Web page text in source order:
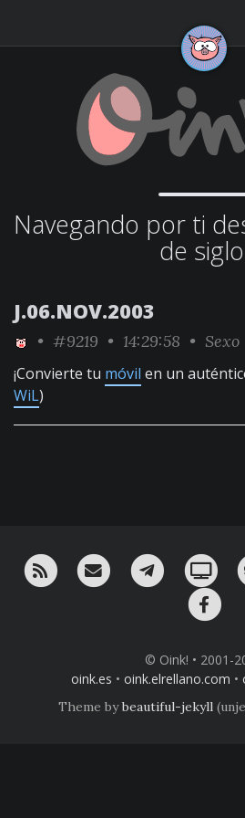
Navegando por ti
de
J.06.NOV.2003
• #9219 • 14:29:58 • Sexo
¡Convierte tu móvil en un
WiL)
RSS ¡Mándame un email!
¡Nuestro
© Oink! • 2001-
oink.es • oink.elrellano.com •
Theme bybeautiful-jekyll